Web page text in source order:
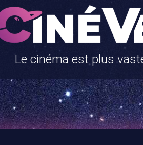
Le cinéma est plus